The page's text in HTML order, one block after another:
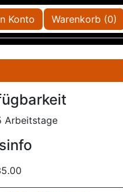
Konto Warenkorb (0)
Arbeitstage